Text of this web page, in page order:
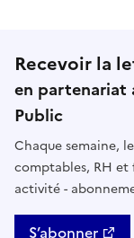
Recevoir la
en partenariat
Public
Chaque semaine,
comptables, RH
activité -
S’abonner